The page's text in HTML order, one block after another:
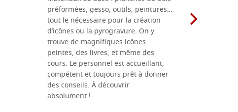
modèle R3, mesure
interne
Stocker: 0 - COD. G35X54R3
ACHETER
modèle R3, mesure
interne
Stocker: 0 - COD. G40X50R3
préformées, gesso, outils, peintures…
tout le nécessaire pour la création
d’icônes ou la pyrogravure. On y
trouve de magnifiques icônes
peintes, des livres, et même des
cours. Le personnel est accueillant,
compétent et toujours prêt à donner
des conseils. À découvrir
absolument !